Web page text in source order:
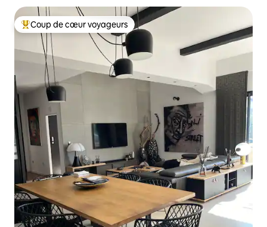
Coups de cœur voyageurs les plus appréciés
Coup de cœur voyageurs